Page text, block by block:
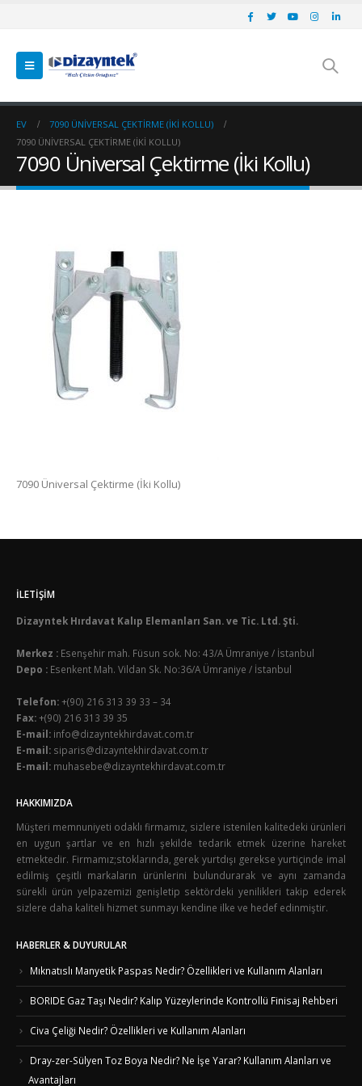
EV
7090 ÜNIVERSAL ÇEKTIRME (İKI KOLLU)
7090 ÜNIVERSAL ÇEKTIRME (İKI KOLLU)
7090 Üniversal Çektirme (İki Kollu)
7090 Üniversal Çektirme (İki Kollu)
İLETIŞIM
Dizayntek Hırdavat Kalıp Elemanları San. ve Tic. Ltd. Şti.
Merkez : Esenşehir mah. Füsun sok. No: 43/A Ümraniye / İstanbul
Depo : Esenkent Mah. Vildan Sk. No:36/A Ümraniye / İstanbul
Telefon:+(90) 216 313 39 33 – 34
Fax:+(90) 216 313 39 35
E-mail: info@dizayntekhirdavat.com.tr
E-mail: siparis@dizayntekhirdavat.com.tr
E-mail: muhasebe@dizayntekhirdavat.com.tr
HAKKIMIZDA
Müşteri memnuniyeti odaklı firmamız, sizlere istenilen kalitedeki ürünleri
en uygun şartlar ve en hızlı şekilde tedarik etmek üzerine hareket
etmektedir. Firmamız;stoklarında, gerek yurtdışı gerekse yurtiçinde imal
edilmiş çeşitli markaların ürünlerini bulundurarak ve aynı zamanda
sürekli ürün yelpazemizi genişletip sektördeki yenilikleri takip ederek
sizlere daha kaliteli hizmet sunmayı kendine ilke ve hedef edinmiştir.
HABERLER & DUYURULAR
Mıknatıslı Manyetik Paspas Nedir? Özellikleri ve Kullanım Alanları
BORIDE Gaz Taşı Nedir? Kalıp Yüzeylerinde Kontrollü Finisaj Rehberi
Civa Çeliği Nedir? Özellikleri ve Kullanım Alanları
Dray-zer-Sülyen Toz Boya Nedir? Ne İşe Yarar? Kullanım Alanları ve
Avantajları